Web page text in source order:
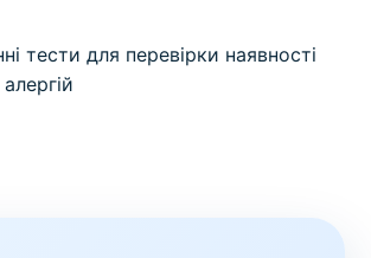
тести для перевірки наявності